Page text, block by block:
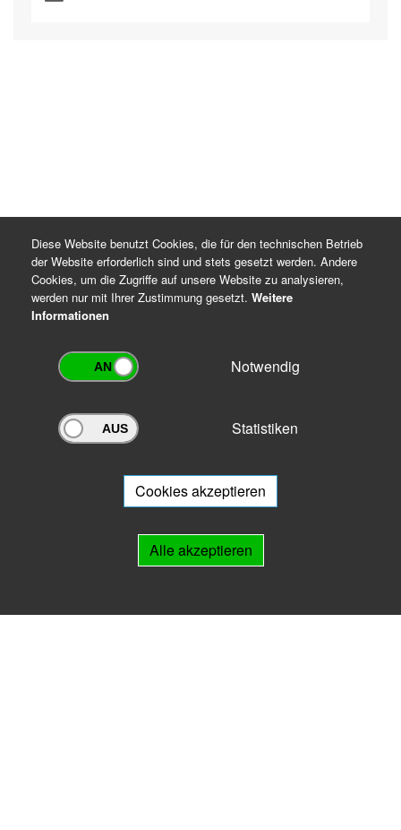
Archivportal Thüringen
Ihnen beratend zur Seite.
Diese Website benutzt Cookies, die für den technischen Betrieb
der Website erforderlich sind und stets gesetzt werden. Andere
Cookies, um die Zugriffe auf unsere Website zu analysieren,
werden nur mit Ihrer Zustimmung gesetzt. Weitere
Informationen
Notwendig
Statistiken
Cookies akzeptieren
Alle akzeptieren